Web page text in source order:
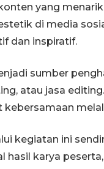
yang
di media
dan inspiratif.
sumber
atau jasa
kegiatan ini
hasil karya